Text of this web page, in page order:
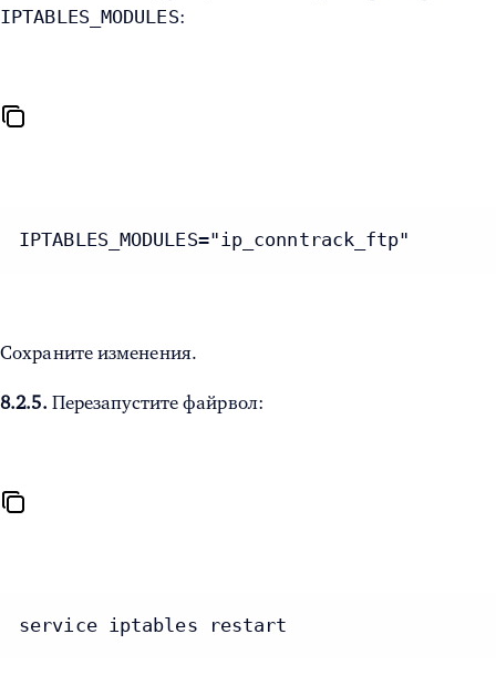
IPTABLES_MODULES:
IPTABLES_MODULES="ip_conntrack_ftp"
Сохраните изменения.
8.2.5. Перезапустите файрвол:
service iptables restart